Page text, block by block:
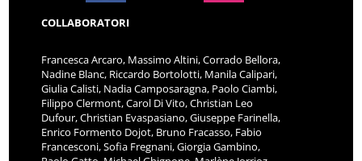
COLLABORATORI
Francesca Arcaro, Massimo Altini, Corrado Bellora,
Nadine Blanc, Riccardo Bortolotti, Manila Calipari,
Giulia Calisti, Nadia Camposaragna, Paolo Ciambi,
Filippo Clermont, Carol Di Vito, Christian Leo
Dufour, Christian Evaspasiano, Giuseppe Farinella,
Enrico Formento Dojot, Bruno Fracasso, Fabio
Francesconi, Sofia Fregnani, Giorgia Gambino,